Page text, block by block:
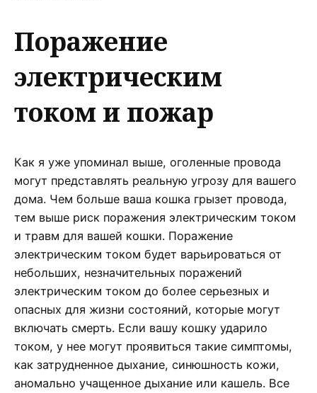
Поражение
электрическим
током и пожар
Как я уже упоминал выше, оголенные провода
могут представлять реальную угрозу для вашего
дома. Чем больше ваша кошка грызет провода,
тем выше риск поражения электрическим током
и травм для вашей кошки. Поражение
электрическим током будет варьироваться от
небольших, незначительных поражений
электрическим током до более серьезных и
опасных для жизни состояний, которые могут
включать смерть. Если вашу кошку ударило
током, у нее могут проявиться такие симптомы,
как затрудненное дыхание, синюшность кожи,
аномально учащенное дыхание или кашель. Все